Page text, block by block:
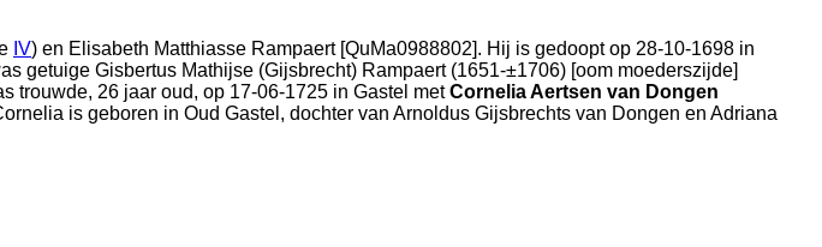
IV) en Elisabeth Matthiasse Rampaert [QuMa0988802]. Hij is gedoopt op 28-10-1698 in
getuige Gisbertus Mathijse (Gijsbrecht) Rampaert (1651-±1706) [oom moederszijde]
trouwde, 26 jaar oud, op 17-06-1725 in Gastel metCornelia Aertsen van Dongen
is geboren in Oud Gastel , dochter van Arnoldus Gijsbrechts van Dongen en Adriana